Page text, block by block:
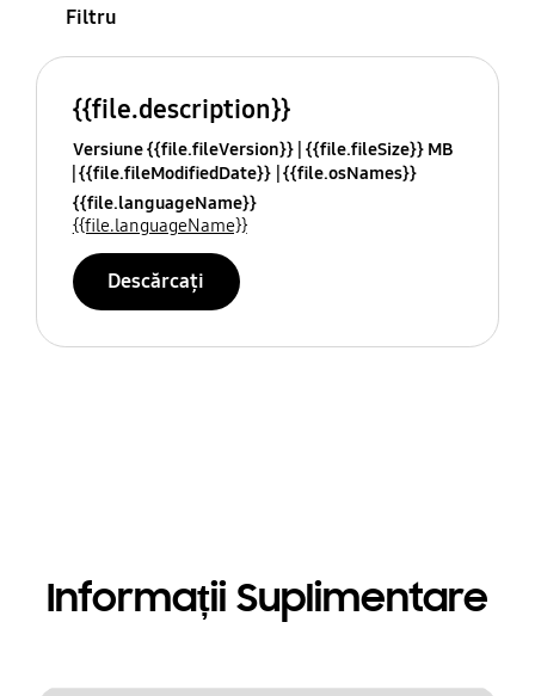
Filtru
{{file.description}}
Versiune {{file.fileVersion}} {{file.fileSize}} MB
{{file.fileModifiedDate}} {{file.osNames}}
{{file.languageName}}
{{file.languageName}}
Descărcați
Informații Suplimentare